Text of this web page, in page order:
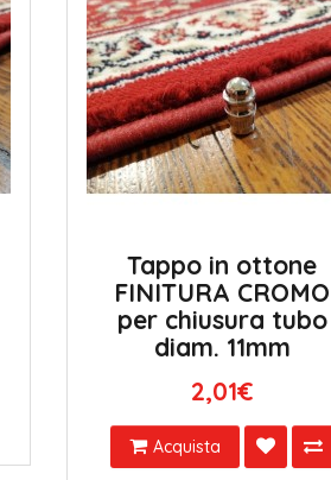
Tappo in ottone
FINITURA CROMO
per chiusura tubo
diam. 11mm
2,01€
Acquista